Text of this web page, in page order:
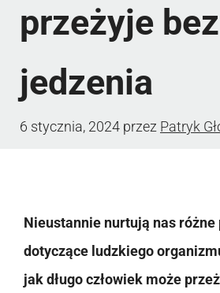
przeżyje bez
jedzenia
6 stycznia, 2024 przez Patryk
Nieustannie nurtują nas różne
dotyczące ludzkiego
jak długo człowiek może